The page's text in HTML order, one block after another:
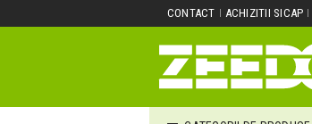
CONTACT ACHIZITII SICAP